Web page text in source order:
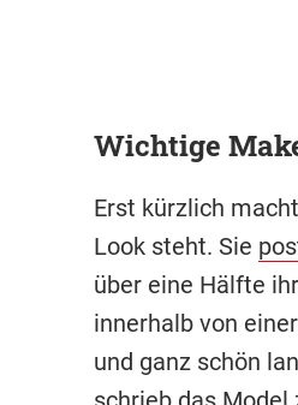
Wichtige
Erst kürzlich
Look steht. Sie
über eine Hälfte
innerhalb von
und ganz schön